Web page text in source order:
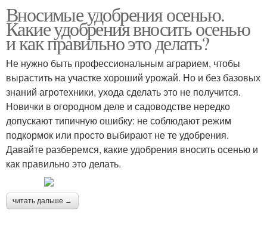
Вносимые удобрения осенью.
Какие удобрения вносить осенью
и как правильно это делать?
Не нужно быть профессиональным аграрием, чтобы
вырастить на участке хороший урожай. Но и без базовых
знаний агротехники, ухода сделать это не получится.
Новички в огородном деле и садоводстве нередко
допускают типичную ошибку: не соблюдают режим
подкормок или просто выбирают не те удобрения.
Давайте разберемся, какие удобрения вносить осенью и
как правильно это делать.
читать дальше →